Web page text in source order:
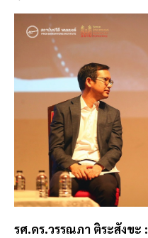
รศ.ดร.วรรณภา ติระสังขะ :